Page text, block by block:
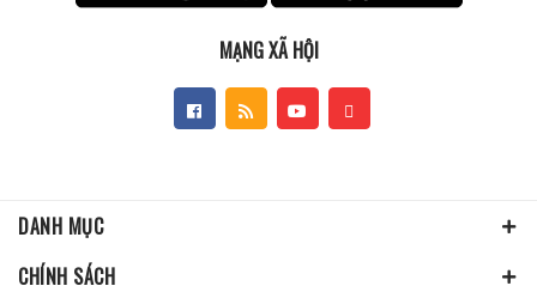
MẠNG XÃ HỘI
DANH MỤC
CHÍNH SÁCH